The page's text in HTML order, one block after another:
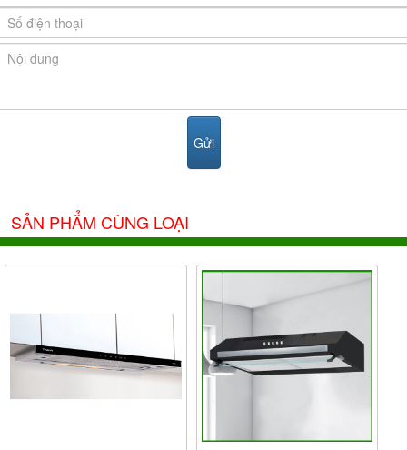
Tuy nhiên để tiết kiệm chi phí bạn nên thiết kế sử dụng chế độ
hút đẩy ra ngoài và sử dụng ống phi 150.
còn nếu nấu ăn nhiều bạn mấy nên sử dụng cấp độ lớn nhất.
máy hút mùi Malloca Delta- K890V
bằng hợp kim nhôm, khi muốn vệ sinh bạn chỉ cần tháo tấm
mảng bám dầu mỡ sẽ bong ra hết.
- Hệ thống 2 bóng đèn Halogen được trang bị cho máy, giúp
bạn có thể nhìn thấy thực phẩm dễ dàng trong quá trình nấu
Là một đại lý với trên 15 năm kinh nghiệm trong lĩnh vực thiết
bị nhà bếp chúng tôi tự hào là địa chỉ cung cấp các sản phẩm
chính hãng. Vận chuyển lắp đặt tại nhà.
SẢN PHẨM CÙNG LOẠI